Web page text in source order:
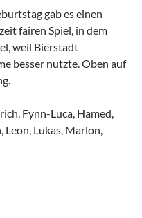
gab es einen
fairen Spiel, in dem
weil Bierstadt
besser nutzte. Oben auf
Fynn-Luca, Hamed,
Leon, Lukas, Marlon,